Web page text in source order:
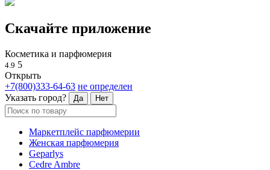
Скачайте приложение
Косметика и парфюмерия
4.9 5
Открыть
+7(800)333-64-63 не определен
Указать город?
Да Нет
Маркетплейс парфюмерии
Женская парфюмерия
Geparlys
Cedre Ambre